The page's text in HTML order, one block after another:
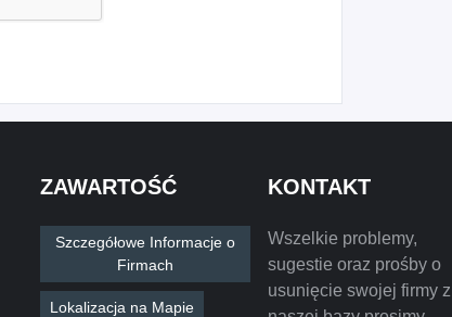
ZAWARTOŚĆ
Szczegółowe Informacje o
Firmach
Lokalizacja na Mapie
KONTAKT
Wszelkie problemy,
sugestie oraz prośby o
usunięcie swojej firmy z